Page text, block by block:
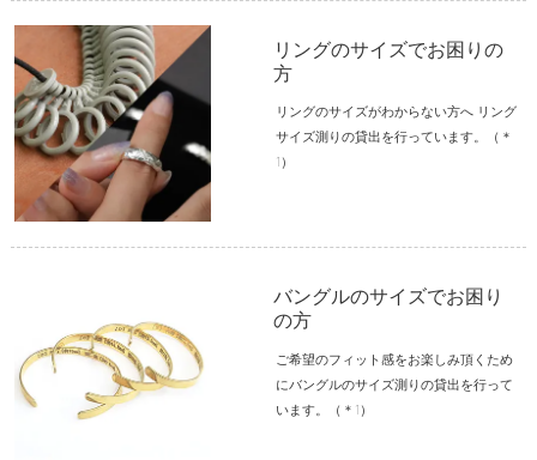
リングのサイズでお困りの
方
リングのサイズがわからない方へ リング
サイズ測りの貸出を行っています。（＊
1）
バングルのサイズでお困り
の方
ご希望のフィット感をお楽しみ頂くため
にバングルのサイズ測りの貸出を行って
います。（＊1）